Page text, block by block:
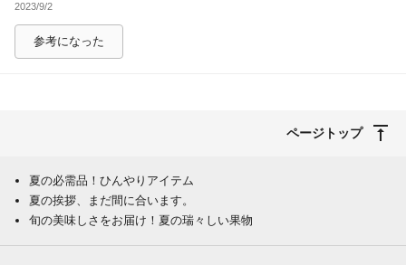
2023/9/2
参考になった
ページトップ
夏の必需品！ひんやりアイテム
夏の挨拶、まだ間に合います。
旬の美味しさをお届け！夏の瑞々しい果物